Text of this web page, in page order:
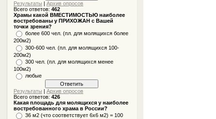
Результаты |Архив опросов
Всего ответов:462
Храмы какой ВМЕСТИМОСТЬЮ наиболее
востребованы у ПРИХОЖАН с Вашей
точки зрения?
более 600 чел. (пл. для молящихся более
200м2)
300-600 чел. (пл. для молящихся 100-
200м2)
300 чел. (пл. для молящихся менее
100м2)
любые
Результаты |Архив опросов
Всего ответов:426
Какая площадь для молящихся у наиболее
востребованного храма в России?
36 м2 (что соответствует 6x6 м2) = 100